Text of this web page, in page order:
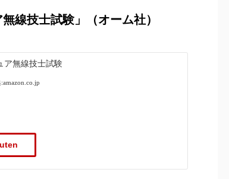
線技士試験」（オーム社）
ア無線技士試験